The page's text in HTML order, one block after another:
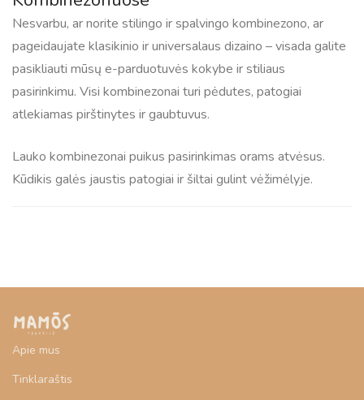
Nesvarbu, ar norite stilingo ir spalvingo kombinezono, ar
pageidaujate klasikinio ir universalaus dizaino – visada galite
pasikliauti mūsų e-parduotuvės kokybe ir stiliaus
pasirinkimu. Visi kombinezonai turi pėdutes, patogiai
atlekiamas pirštinytes ir gaubtuvus.
Lauko kombinezonai puikus pasirinkimas orams atvėsus.
Kūdikis galės jaustis patogiai ir šiltai gulint vėžimėlyje.
Apie mus
Tinklaraštis